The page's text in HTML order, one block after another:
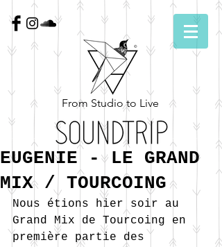
From Studio to Live
EUGENIE - LE GRAND
MIX / TOURCOING
Nous étions hier soir au
Grand Mix de Tourcoing en
première partie des